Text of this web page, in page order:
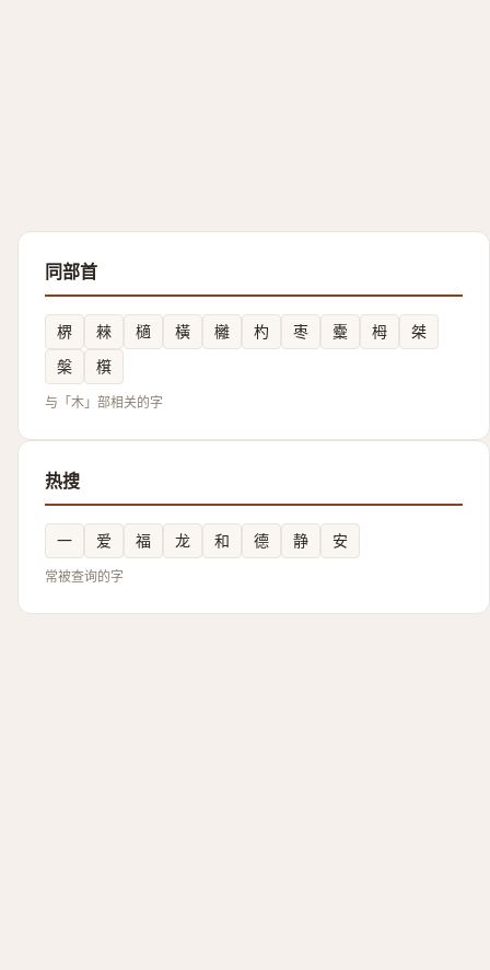
同部首
楐 㯤 㰅 橫 㰚 杓 枣 櫜 栂
桀
槃
檱
与「木」部相关的字
热搜
一 爱 福 龙 和 德 静 安
常被查询的字